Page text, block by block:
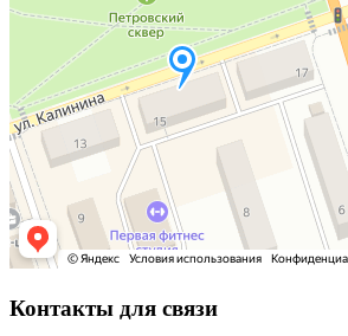
Контакты для связи